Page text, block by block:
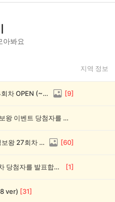
아봐요
지역 정보
전원 1,000캐시! 🥳 우리 동네 썰전 14회차 OPEN (~8/17) [9]
💰[당첨자 발표] 26회차 우리 동네 정보왕 이벤트 당첨자를 발표합니다!
💸 전원 2,000캐시 지급! 우리 동네 정보왕 27회차 (~8/10) [60]
💰[당첨자 발표] 우리 동네 썰전 12회차 당첨자를 발표합니다! [1]
ver) [31]